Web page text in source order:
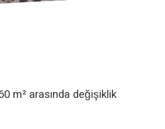
m² arasında değişiklik